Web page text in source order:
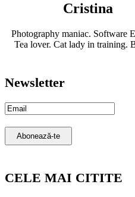
Cristina
Photography maniac. Software
Tea lover. Cat lady in training.
Newsletter
Email Subscription
Abonează-te
CELE MAI CITITE